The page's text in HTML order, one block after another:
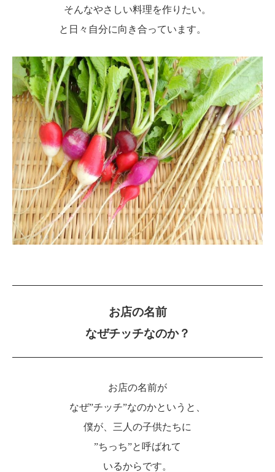
そんなやさしい料理を作りたい。
と日々自分に向き合っています。
お店の名前
なぜチッチなのか？
お店の名前が
なぜ”チッチ”なのかというと、
僕が、三人の子供たちに
”ちっち”と呼ばれて
いるからです。